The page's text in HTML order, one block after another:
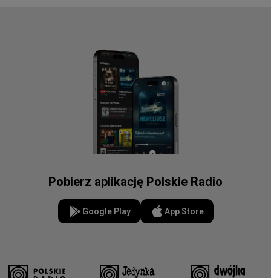
Pobierz aplikację Polskie Radio
Google Play App Store